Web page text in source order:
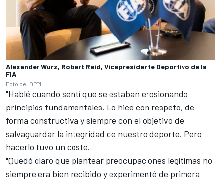
Alexander Wurz, Robert Reid, Vicepresidente Deportivo de la
FIA
Foto de: DPPI
"Hablé cuando sentí que se estaban erosionando
principios fundamentales. Lo hice con respeto, de
forma constructiva y siempre con el objetivo de
salvaguardar la integridad de nuestro deporte. Pero
hacerlo tuvo un coste.
"Quedó claro que plantear preocupaciones legítimas no
siempre era bien recibido y experimenté de primera